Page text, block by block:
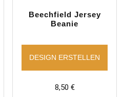
Beechfield Jersey
Beanie
DESIGN ERSTELLEN
8,50 €